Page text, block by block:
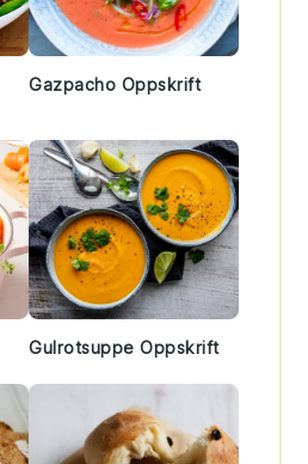
Gazpacho Oppskrift
Gulrotsuppe Oppskrift